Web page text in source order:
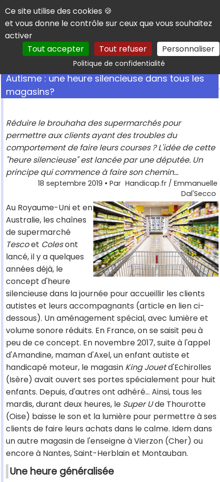
Panneau de gestion des cookies
Ce site utilise des cookies 🍪
et vous donne le contrôle sur ceux que vous souhaitez
activer
Tout accepter
Tout refuser Personnaliser
Politique de confidentialitéRechercher
Autisme : une heure silencieuse dans tous les
magasins?
Réduire le brouhaha des supermarchés pour
permettre aux clients ayant des troubles du
comportement de faire leurs courses ? L'idée de cette
"heure silencieuse" est lancée par une députée. Un
principe qui commence à faire son chemin...
18 septembre 2019 • Par Handicap.fr / Emmanuelle
Dal'Secco
Au Royaume-Uni et en
Australie, les chaînes
de supermarché
Tescoet Colesont
lancé, il y a quelques
années déjà, le
concept d'heure
silencieuse dans la journée pour accueillir les clients
autistes et leurs accompagnants (article en lien ci-
dessous). Un aménagement spécial, avec lumière et
volume sonore réduits. En France, on se saisit peu à
peu de ce concept. En novembre 2017, suite à l'appel
d'Amandine, maman d'Axel, un enfant autiste et
handicapé moteur, le magasin King Jouetd'Echirolles
(Isère) avait ouvert ses portes spécialement pour huit
enfants. Depuis, d'autres ont adhéré... Ainsi, tous les
mardis, durant deux heures, le Super Ude Thourotte
(Oise) baisse le son et la lumière pour permettre à ses
clients de faire leurs achats dans le calme. Idem dans
un autre magasin de l'enseigne à Vierzon (Cher) ou
encore à Nantes, Saint-Herblain et Montauban.
Une heure généralisée